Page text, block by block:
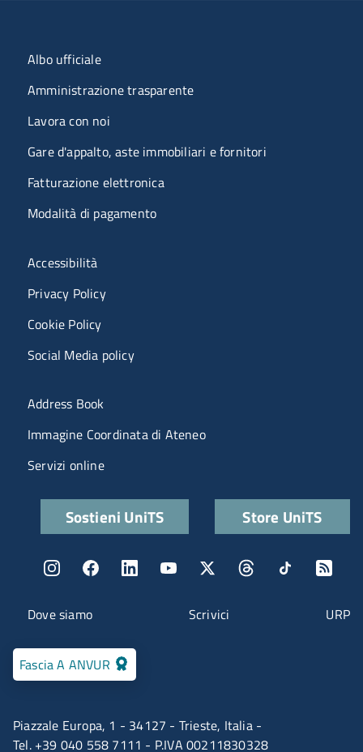
Piazzale Europa, 1 - 34127 - Trieste, Italia -
Tel. +39 040 558 7111 - P.IVA 00211830328
Fascia A ANVUR
Menu contatti
Dove siamo Scrivici URP
Menu organizzazione
Albo ufficiale
Amministrazione trasparente
Lavora con noi
Gare d'appalto, aste immobiliari e fornitori
Fatturazione elettronica
Modalità di pagamento
Menù riferimenti
Accessibilità
Privacy Policy
Cookie Policy
Social Media policy
Menu portale
Address Book
Immagine Coordinata di Ateneo
Servizi online
Quick linksSostieni UniTS Store UniTS
Menu social